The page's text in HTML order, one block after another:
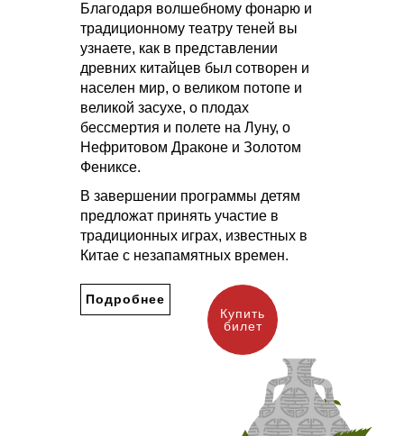
Подробнее
В завершении программы детям
предложат принять участие в
традиционных играх, известных в
Китае с незапамятных времен.
Благодаря волшебному фонарю и
традиционному театру теней вы
узнаете, как в представлении
древних китайцев был сотворен и
населен мир, о великом потопе и
великой засухе, о плодах
бессмертия и полете на Луну, о
Нефритовом Драконе и Золотом
Фениксе.
Купить
билет